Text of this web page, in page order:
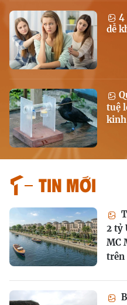
4
dễ
tuệ
kinh
Tin mới
2 tỷ
MC
trên